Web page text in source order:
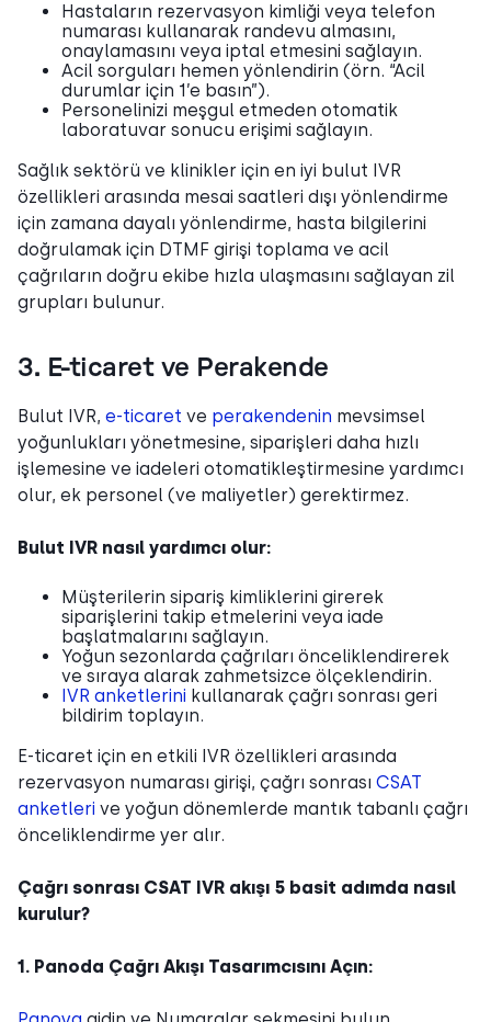
Hastaların rezervasyon kimliği veya telefon
numarası kullanarak randevu almasını,
onaylamasını veya iptal etmesini sağlayın.
Acil sorguları hemen yönlendirin (örn. “Acil
durumlar için 1’e basın”).
Personelinizi meşgul etmeden otomatik
laboratuvar sonucu erişimi sağlayın.
Sağlık sektörü ve klinikler için en iyi bulut IVR
özellikleri arasında mesai saatleri dışı yönlendirme
için zamana dayalı yönlendirme, hasta bilgilerini
doğrulamak için DTMF girişi toplama ve acil
çağrıların doğru ekibe hızla ulaşmasını sağlayan zil
grupları bulunur.
3. E-ticaret ve Perakende
Bulut IVR, e-ticaret ve perakendenin mevsimsel
yoğunlukları yönetmesine, siparişleri daha hızlı
işlemesine ve iadeleri otomatikleştirmesine yardımcı
olur, ek personel (ve maliyetler) gerektirmez.
Bulut IVR nasıl yardımcı olur:
Müşterilerin sipariş kimliklerini girerek
siparişlerini takip etmelerini veya iade
başlatmalarını sağlayın.
Yoğun sezonlarda çağrıları önceliklendirerek
ve sıraya alarak zahmetsizce ölçeklendirin.
IVR anketlerini kullanarak çağrı sonrası geri
bildirim toplayın.
E-ticaret için en etkili IVR özellikleri arasında
rezervasyon numarası girişi, çağrı sonrası CSAT
anketleri ve yoğun dönemlerde mantık tabanlı çağrı
önceliklendirme yer alır.
Çağrı sonrası CSAT IVR akışı 5 basit adımda nasıl
kurulur?
1. Panoda Çağrı Akışı Tasarımcısını Açın: